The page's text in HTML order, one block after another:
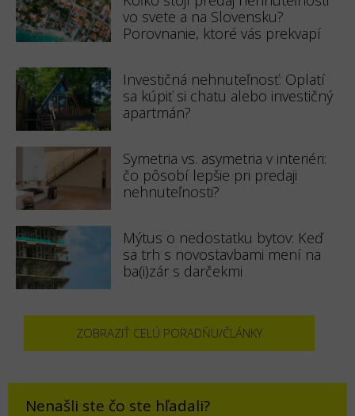
vo svete a na Slovensku?
Porovnanie, ktoré vás prekvapí
Investičná nehnuteľnosť: Oplatí
sa kúpiť si chatu alebo investičný
apartmán?
Symetria vs. asymetria v interiéri:
čo pôsobí lepšie pri predaji
nehnuteľnosti?
Mýtus o nedostatku bytov: Keď
sa trh s novostavbami mení na
ba(i)zár s darčekmi
ZOBRAZIŤ CELÚ PORADŇU/ČLÁNKY
Nenašli ste čo ste hľadali?